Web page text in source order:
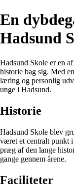
En
Hadsund
Hadsund Skole er en
historie bag sig. Med
læring og personlig
unge i Hadsund.
Historie
Hadsund Skole blev
været et centralt punkt
præg af den lange
gange gennem årene.
Faciliteter